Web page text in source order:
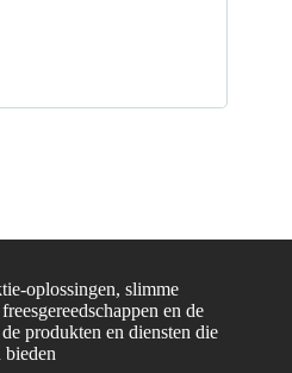
oplossingen, slimme
en de
produkten en diensten die